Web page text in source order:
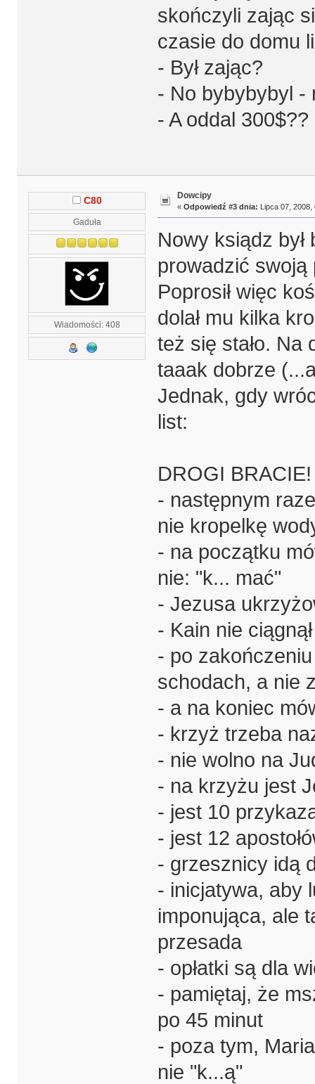
skończyli zając
czasie do domu
- Był zając?
- No bybybybyl -
- A oddal 300$??
C80
Gaduła
Wiadomości: 408
Dowcipy
« Odpowiedź #3 dnia: Lipca 07, 2008,
Nowy ksiądz był
prowadzić
Poprosił więc
dolał mu kilka
też się stało. Na
taaak dobrze
Jednak, gdy
list:
DROGI BRACIE!
- następnym
nie kropelkę
- na początku
nie: "k... mać"
- Jezusa
- Kain nie
- po
schodach, a nie
- a na koniec
- krzyż trzeba
- nie wolno na
- na krzyżu jest
- jest 10
- jest 12
- grzesznicy idą
- inicjatywa, aby
imponująca, ale
przesada
- opłatki są dla
- pamiętaj, że
po 45 minut
- poza tym,
nie "k...ą"